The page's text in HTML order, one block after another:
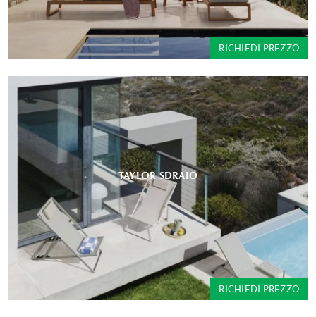
RICHIEDI PREZZO
TAYLOR SDRAIO
RICHIEDI PREZZO